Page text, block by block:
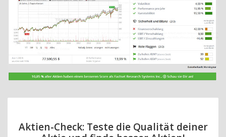
Aktien-Check: Teste die Qualität deiner